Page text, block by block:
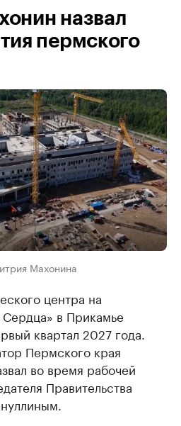
назвал
пермского
Махонина
центра на
в Прикамье
квартал 2027 года.
Пермского края
во время рабочей
Правительства